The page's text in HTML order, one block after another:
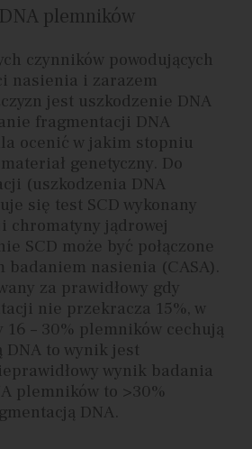
plemników
czynników powodujących
nasienia i zarazem
jest uszkodzenie DNA
fragmentacji DNA
ocenić w jakim stopniu
genetyczny. Do
(uszkodzenia DNA
się test SCD wykonany
chromatyny jądrowej
SCD może być połączone
badaniem nasienia (CASA).
za prawidłowy gdy
nie przekracza 15%, w
– 30% plemników cechują
to wynik jest
wynik badania
plemników to >30%
DNA.